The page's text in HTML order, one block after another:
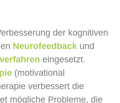
der kognitiven
Neurofeedbackund
eingesetzt.
(motivational
verbessert die
mögliche Probleme, die